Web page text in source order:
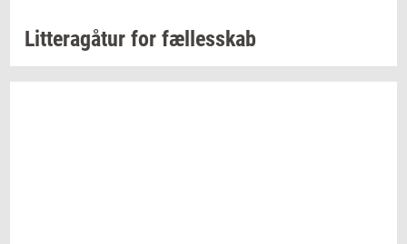
Lit­tera­gå­tur for fæl­les­skab